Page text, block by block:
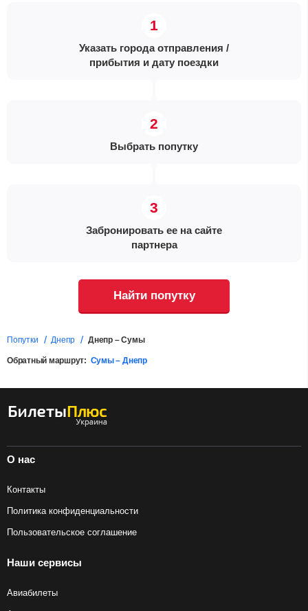
Указать города отправления /
прибытия и дату поездки
Выбрать попутку
Забронировать ее на сайте
партнера
Найти попутку
Попутки Днепр Днепр – Сумы
Обратный маршрут: Сумы – Днепр
О нас
Контакты
Политика конфиденциальности
Пользовательское соглашение
Наши сервисы
Авиабилеты